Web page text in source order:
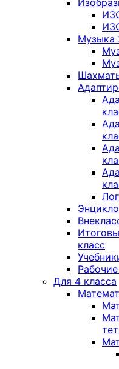
Музыка
класс
Для 4 класса